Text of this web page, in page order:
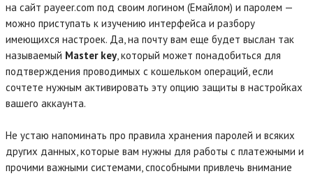
на сайт payeer.com под своим логином (Емайлом) и паролем —
можно приступать к изучению интерфейса и разбору
имеющихся настроек. Да, на почту вам еще будет выслан так
называемый Master key, который может понадобиться для
подтверждения проводимых с кошельком операций, если
сочтете нужным активировать эту опцию защиты в настройках
вашего аккаунта.
Не устаю напоминать про правила хранения паролей и всяких
других данных, которые вам нужны для работы с платежными и
прочими важными системами, способными привлечь внимание